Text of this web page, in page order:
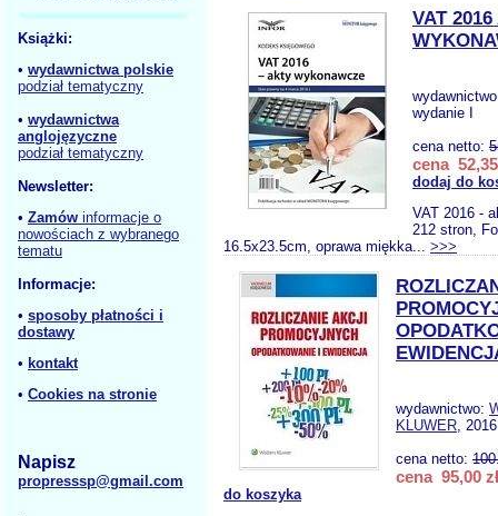
Książki:
• wydawnictwa polskie
podział tematyczny
• wydawnictwa
anglojęzyczne
podział tematyczny
Newsletter:
• Zamów informacje o
nowościach z wybranego
tematu
Informacje:
• sposoby płatności i
dostawy
• kontakt
• Cookies na stronie
Napisz
propresssp@gmail.com
VAT
wydanie I
cena netto:
cena 52,35
dodaj do
VAT 2016 -
212 stron,
16.5x23.5cm, oprawa miękka... >>>
wydawnictwo:
KLUWER,
cena netto:
cena 95,00 zł
do koszyka